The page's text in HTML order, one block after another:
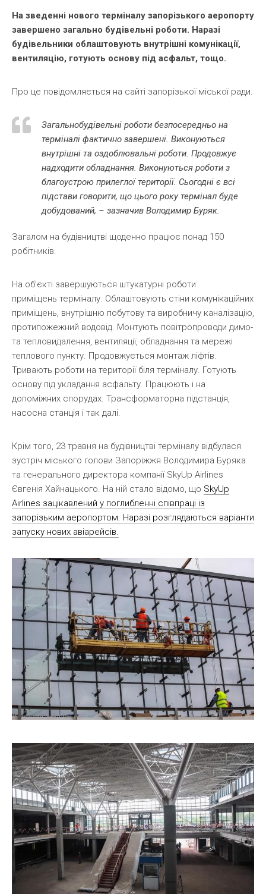
На зведенні нового терміналу запорізького аеропорту
завершено загально будівельні роботи. Наразі
будівельники облаштовують внутрішні комунікації,
вентиляцію, готують основу під асфальт, тощо.
Про це повідомляється на сайті запорізької міської ради.
Загальнобудівельні роботи безпосередньо на
терміналі фактично завершені. Виконуються
внутрішні та оздоблювальні роботи. Продовжує
надходити обладнання. Виконуються роботи з
благоустрою прилеглої території. Сьогодні є всі
підстави говорити, що цього року термінал буде
добудований, – зазначив Володимир Буряк.
Загалом на будівництві щоденно працює понад 150
робітників.
На об’єкті завершуються штукатурні роботи
приміщень терміналу. Облаштовують стіни комунікаційних
приміщень, внутрішню побутову та виробничу каналізацію,
протипожежний водовід. Монтують повітропроводи димо-
та тепловидалення, вентиляції, обладнання та мережі
теплового пункту. Продовжується монтаж ліфтів.
Тривають роботи на території біля терміналу. Готують
основу під укладання асфальту. Працюють і на
допоміжних спорудах. Трансформаторна підстанція,
насосна станція і так далі.
Крім того, 23 травня на будівництві терміналу відбулася
зустріч міського голови Запоріжжя Володимира Буряка
та генерального директора компанії SkyUp Airlines
Євгенія Хайнацького. На ній стало відомо, що SkyUp
Airlines зацікавлений у поглибленні співпраці із
запорізьким аеропортом. Наразі розглядаються варіанти
запуску нових авіарейсів.